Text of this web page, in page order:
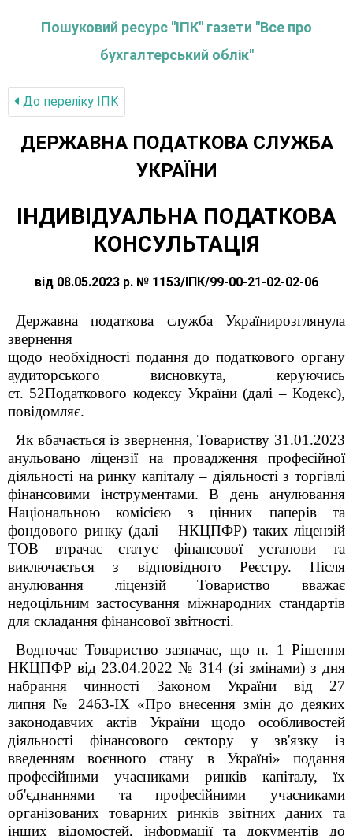
Пошуковий ресурс "ІПК" газети "Все про
бухгалтерський облік"
До переліку IПК
ДЕРЖАВНА ПОДАТКОВА СЛУЖБА
УКРАЇНИ
ІНДИВІДУАЛЬНА ПОДАТКОВА
КОНСУЛЬТАЦІЯ
від 08.05.2023 р. № 1153/ІПК/99-00-21-02-02-06
Державна податкова служба Українирозглянула
звернення
щодо необхідності подання до податкового органу
аудиторського висновкута, керуючись
ст. 52Податкового кодексу України (далі – Кодекс),
повідомляє.
Як вбачається із звернення, Товариству 31.01.2023
анульовано ліцензії на провадження професійної
діяльності на ринку капіталу – діяльності з торгівлі
фінансовими інструментами. В день анулювання
Національною комісією з цінних паперів та
фондового ринку (далі – НКЦПФР) таких ліцензій
ТОВ втрачає статус фінансової установи та
виключається з відповідного Реєстру. Після
анулювання ліцензій Товариство вважає
недоцільним застосування міжнародних стандартів
для складання фінансової звітності.
Водночас Товариство зазначає, що п. 1 Рішення
НКЦПФР від 23.04.2022 № 314 (зі змінами) з дня
набрання чинності Законом України від 27
липня № 2463-IX «Про внесення змін до деяких
законодавчих актів України щодо особливостей
діяльності фінансового сектору у зв'язку із
введенням воєнного стану в Україні» подання
професійними учасниками ринків капіталу, їх
об'єднаннями та професійними учасниками
організованих товарних ринків звітних даних та
інших відомостей, інформації та документів до